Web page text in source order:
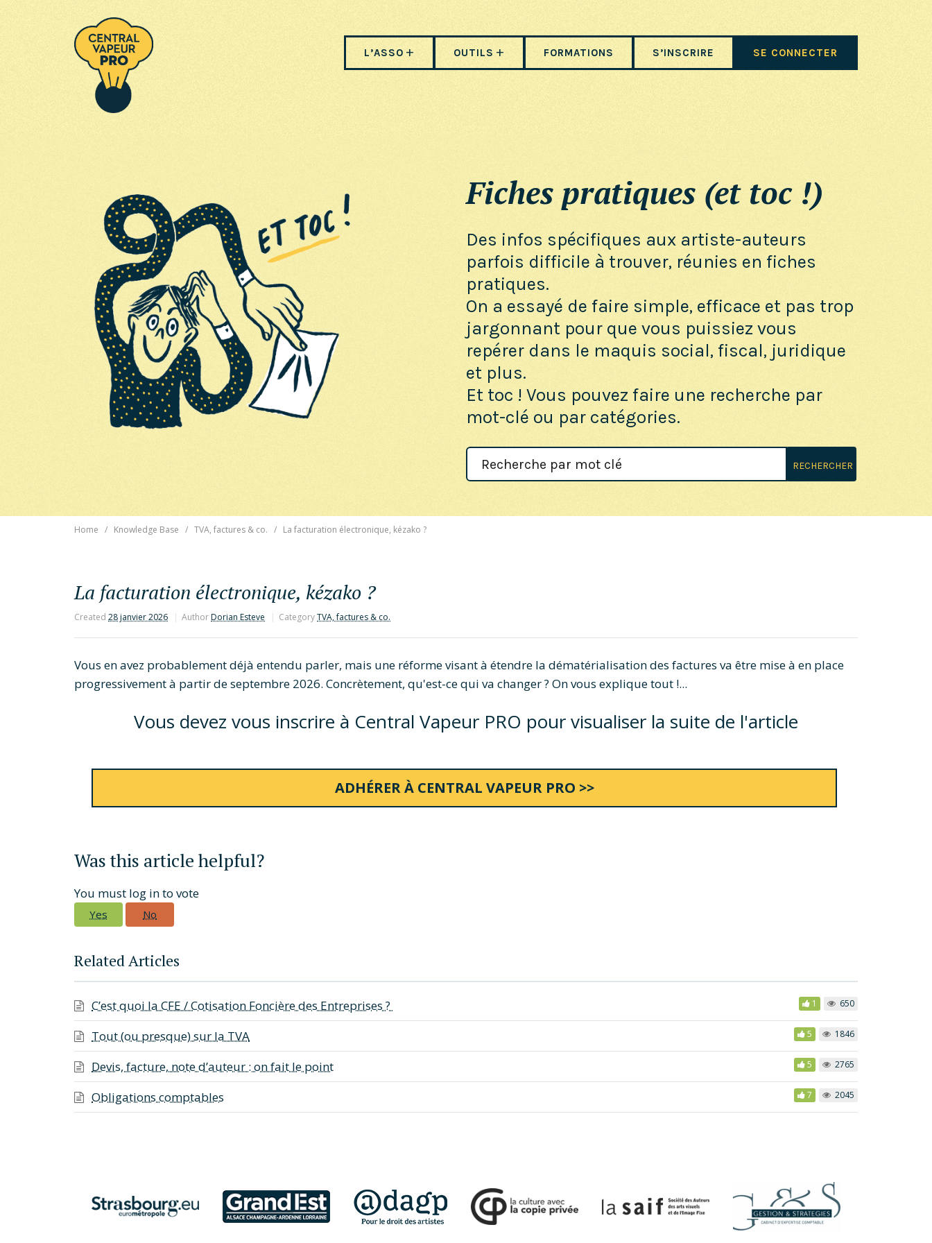
L’ASSO OUTILS FORMATIONS S’INSCRIRE SE CONNECTER
Fiches pratiques (et toc !)
Des infos spécifiques aux artiste-auteurs
parfois difficile à trouver, réunies en fiches
pratiques.
On a essayé de faire simple, efficace et pas trop
jargonnant pour que vous puissiez vous
repérer dans le maquis social, fiscal, juridique
et plus.
Et toc ! Vous pouvez faire une recherche par
mot-clé ou par catégories.
For
RECHERCHER
Home Knowledge Base TVA, factures & co. La facturation électronique, kézako ?
La facturation électronique, kézako ?
Created 28 janvier 2026 AuthorDorian Esteve CategoryTVA, factures & co.
Vous en avez probablement déjà entendu parler, mais une réforme visant à étendre la dématérialisation des factures va être mise à en place
progressivement à partir de septembre 2026. Concrètement, qu'est-ce qui va changer ? On vous explique tout !...
Vous devez vous inscrire à Central Vapeur PRO pour visualiser la suite de l'article
ADHÉRER À CENTRAL VAPEUR PRO >>
Was this article helpful?
You must log in to vote
Yes No
Related Articles
C’est quoi la CFE / Cotisation Foncière des Entreprises ? 1 650
Tout (ou presque) sur la TVA 5 1846
Devis, facture, note d’auteur : on fait le point 5 2765
Obligations comptables 7 2045